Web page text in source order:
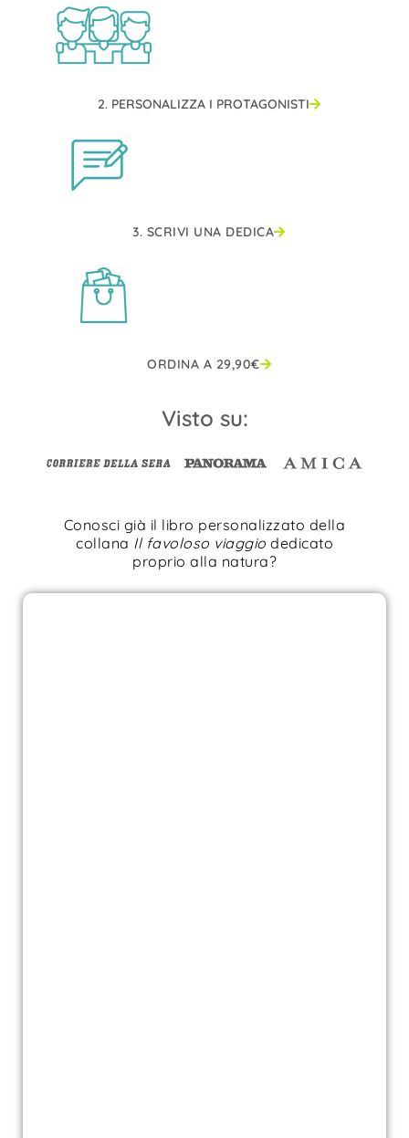
2. PERSONALIZZA I PROTAGONISTI
3. SCRIVI UNA DEDICA
ORDINA A 29,90€
Visto su:
Conosci già il libro personalizzato della
collana Il favoloso viaggio dedicato
proprio alla natura?